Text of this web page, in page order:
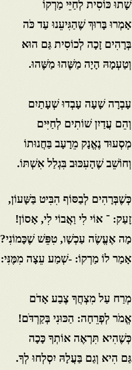
שָׁתוּ כּוֹסִית לְחַיֵּי מַרְקוֹ
אָמְרוּ בָּרוּךְ שֶׁהַגִּיעֵנוּ עַד כֹּה
בְּרָהִים זָכָה לְכוֹסִית גַּם הוּא
וְטַעְמָהּ הָיָה מַשֶּׁהוּ מַשֶּׁהוּ.
עָבְרָה שָׁעָה עָבְדוּ שְׁעָתַיִם
וְהֵם עֲדַיִן שׁוֹתִים לְחַיִּים
מְסְעוּד נֶאֱנָק מֵרָעָב בַּחֲנוּתוֹ
וְחוֹשֵׁב שֶׁהָעִכּוּב בִּגְלַל אִשְׁתּוֹ.
כְּשֶׁבְּרָהִים לְבַסּוֹף הִבִּיט בַּשָּׁעוֹן,
זָעַק: ־ אוֹי לִי וַאֲבוֹי לִי, אָסוֹן!
מָה אֶעֱשֶׂה עַכְשָׁו, טִפֵּשׁ שֶׁכָּמוֹנִי?
אָמַר לוֹ מַרְקוֹ: -שְׁמַע עֵצָה מִמֶּנִּי:
מְרַח עַל מִצְחֲךָ צֶבַע אָדֹם
אֱמֹר לְפְרֵחָה: הַכּוּנִי בְּקַרְדֹּם!
כְּשֶׁהִיא תִּרְאֶה אוֹתְךָ כָּכָה
גַּם הִיא וְגַם בַּעֲלָהּ יִסְלְחוּ לְךָ.